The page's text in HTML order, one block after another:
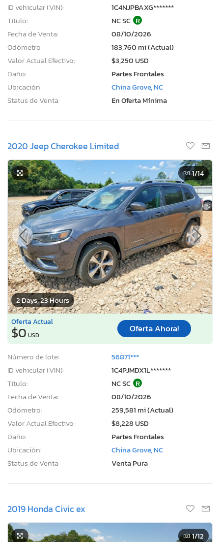
ID vehicular (VIN):
1C4NJPBAXG*******
Título:
NC SC R
Fecha de Venta:
08/10/2026
Odómetro:
183,760 mi (Actual)
Valor Actual Efectivo:
$3,250 USD
Daño:
Partes Frontales
Ubicación:
China Grove, NC
Status de Venta:
En Oferta Mínima
2020 Jeep Cherokee Limited
2 Days, 23 Hours
1/14
Oferta Actual
$0 USD
Oferta Ahora!
Número de lote:
56871***
ID vehicular (VIN):
1C4PJMDX1L*******
Título:
NC SC R
Fecha de Venta:
08/10/2026
Odómetro:
259,581 mi (Actual)
Valor Actual Efectivo:
$8,228 USD
Daño:
Partes Frontales
Ubicación:
China Grove, NC
Status de Venta:
Venta Pura
2019 Honda Civic ex
1/12